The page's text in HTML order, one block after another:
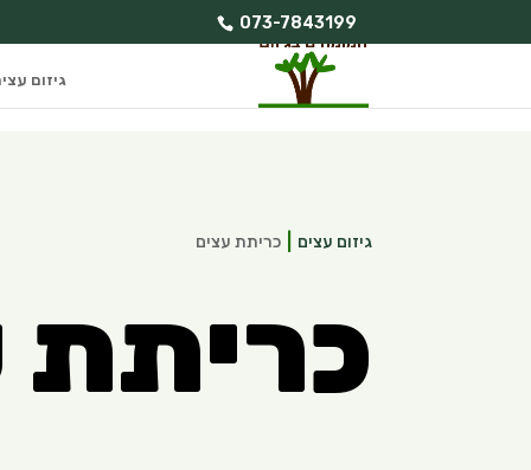
073-7843199
גיזום
גיזום עצים כריתת עצים
כריתת